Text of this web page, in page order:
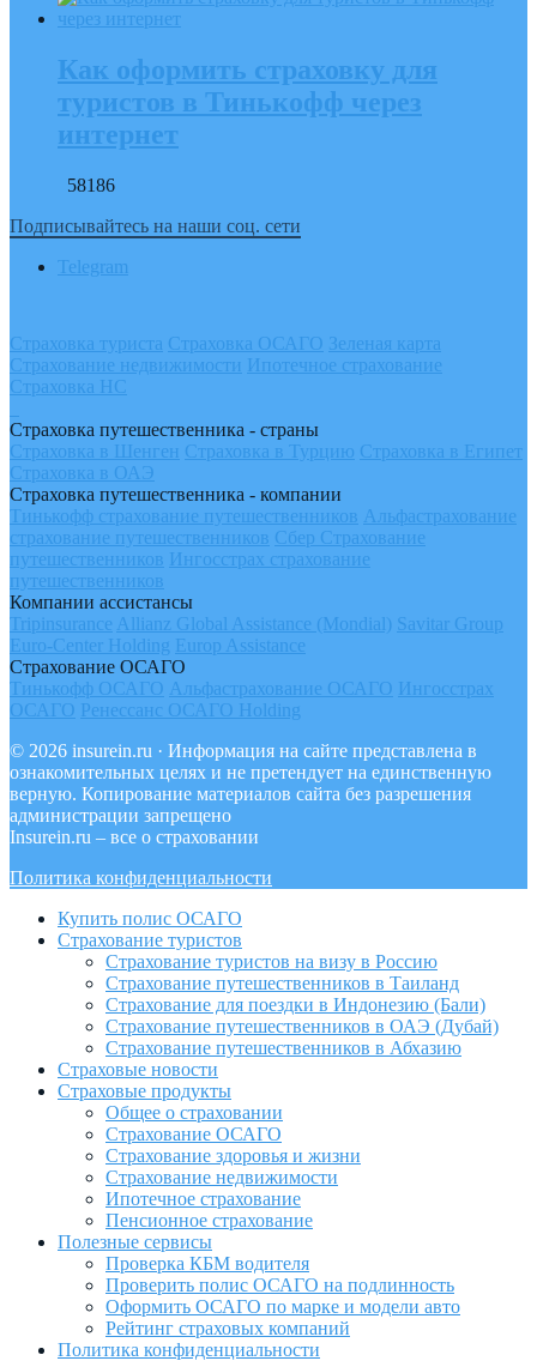
Как оформить страховку для
туристов в Тинькофф через
интернет
58186
Подписывайтесь на наши соц. сети
Telegram
Страховка туриста Страховка ОСАГО Зеленая карта
Страхование недвижимости Ипотечное страхование
Страховка НС
Страховка путешественника - страны
Страховка в Шенген Страховка в Турцию Страховка в Египет
Страховка в ОАЭ
Страховка путешественника - компании
Тинькофф страхование путешественников Альфастрахование
страхование путешественников Сбер Страхование
путешественников Ингосстрах страхование
путешественников
Компании ассистансы
Tripinsurance Allianz Global Assistance (Mondial) Savitar Group
Euro-Center Holding Europ Assistance
Страхование ОСАГО
Тинькофф ОСАГО Альфастрахование ОСАГО Ингосстрах
ОСАГО Ренессанс ОСАГО Holding
© 2026 insurein.ru · Информация на сайте представлена в
ознакомительных целях и не претендует на единственную
верную. Копирование материалов сайта без разрешения
администрации запрещено
Insurein.ru – все о страховании
Политика конфиденциальности
Купить полис ОСАГО
Страхование туристов
Страхование туристов на визу в Россию
Страхование путешественников в Таиланд
Страхование для поездки в Индонезию (Бали)
Страхование путешественников в ОАЭ (Дубай)
Страхование путешественников в Абхазию
Страховые новости
Страховые продукты
Общее о страховании
Страхование ОСАГО
Страхование здоровья и жизни
Страхование недвижимости
Ипотечное страхование
Пенсионное страхование
Полезные сервисы
Проверка КБМ водителя
Проверить полис ОСАГО на подлинность
Оформить ОСАГО по марке и модели авто
Рейтинг страховых компаний
Политика конфиденциальности